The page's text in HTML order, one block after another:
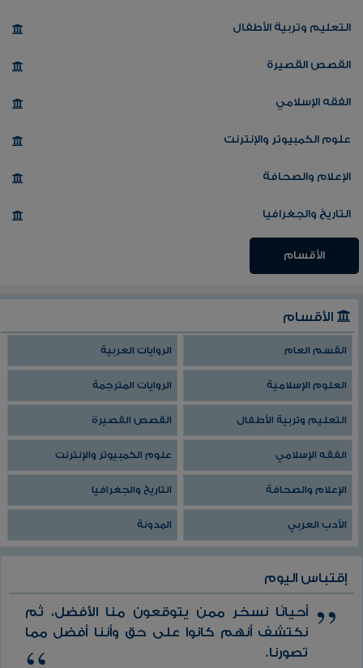
التعليم وتربية الأطفال
القصص القصيرة
الفقه الإسلامي
علوم الكمبيوتر والإنترنت
الإعلام والصحافة
التاريخ والجغرافيا
الأقسام
الأقسام
القسم العام الروايات العربية
العلوم الإسلامية الروايات المترجمة
التعليم وتربية الأطفال القصص القصيرة
الفقه الإسلامي علوم الكمبيوتر والإنترنت
الإعلام والصحافة التاريخ والجغرافيا
الأدب العربي المدونة
إقتباس اليوم
أحيانًا نسخر ممن يتوقعون منا الأفضل، ثم
نكتشف أنهم كانوا على حق وأننا أفضل مما
تصورنا.